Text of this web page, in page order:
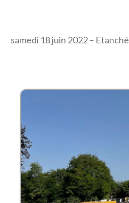
samedi 18 juin 2022 –